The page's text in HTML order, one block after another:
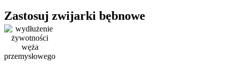
Zastosuj zwijarki bębnowe